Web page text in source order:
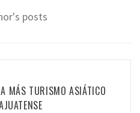
posts
MÁS TURISMO ASIÁTICO